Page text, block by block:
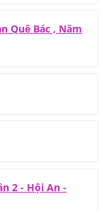
Quê Bác , Năm
2 - Hội An -